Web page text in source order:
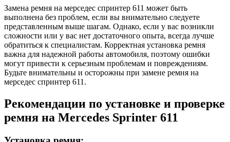
Замена ремня на мерседес спринтер 611 может быть
выполнена без проблем, если вы внимательно следуете
представленным выше шагам. Однако, если у вас возникли
сложности или у вас нет достаточного опыта, всегда лучше
обратиться к специалистам. Корректная установка ремня
важна для надежной работы автомобиля, поэтому ошибки
могут привести к серьезным проблемам и повреждениям.
Будьте внимательны и осторожны при замене ремня на
мерседес спринтер 611.
Рекомендации по установке и проверке
ремня на Mercedes Sprinter 611